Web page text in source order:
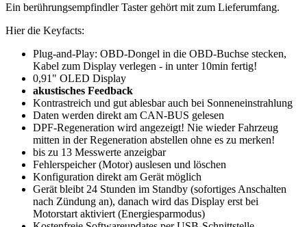
Ein berührungsempfindler Taster gehört mit zum Lieferumfang.
Hier die Keyfacts:
Plug-and-Play: OBD-Dongel in die OBD-Buchse stecken,
Kabel zum Display verlegen - in unter 10min fertig!
0,91" OLED Display
akustisches Feedback
Kontrastreich und gut ablesbar auch bei Sonneneinstrahlung
Daten werden direkt am CAN-BUS gelesen
DPF-Regeneration wird angezeigt! Nie wieder Fahrzeug
mitten in der Regeneration abstellen ohne es zu merken!
bis zu 13 Messwerte anzeigbar
Fehlerspeicher (Motor) auslesen und löschen
Konfiguration direkt am Gerät möglich
Gerät bleibt 24 Stunden im Standby (sofortiges Anschalten
nach Zündung an), danach wird das Display erst bei
Motorstart aktiviert (Energiesparmodus)